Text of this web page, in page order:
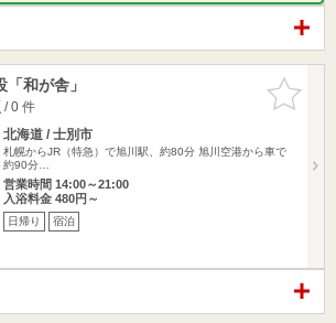
お気に入
りに追加
和が舎」
/ 0 件
北海道 / 士別市
札幌からJR（特急）で旭川駅、約80分 旭川空港から車で
約90分…
営業時間 14:00～21:00
入浴料金 480円～
日帰り 宿泊